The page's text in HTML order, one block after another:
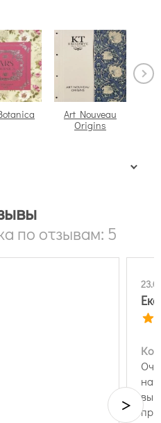
Art Nouveau
Origins
по отзывам: 5
выше. Не очень
>